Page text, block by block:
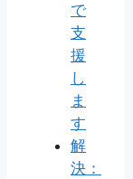
で
支
援
し
ま
す
解
決：